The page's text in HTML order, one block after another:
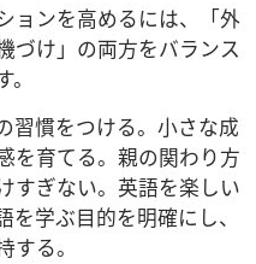
ョンを高めるには、「外
づけ」の両方をバランス
習慣をつける。小さな成
を育てる。親の関わり方
すぎない。英語を楽しい
学ぶ目的を明確にし、
る。